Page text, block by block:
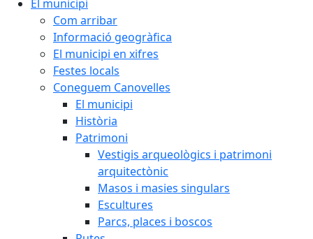
El municipi
Com arribar
Informació geogràfica
El municipi en xifres
Festes locals
Coneguem Canovelles
El municipi
Història
Patrimoni
Vestigis arqueològics i patrimoni
arquitectònic
Masos i masies singulars
Escultures
Parcs, places i boscos